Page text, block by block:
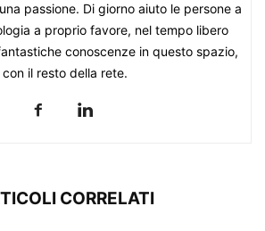
passione. Di giorno aiuto le persone a
a proprio favore, nel tempo libero
conoscenze in questo spazio,
con il resto della rete.
CORRELATI